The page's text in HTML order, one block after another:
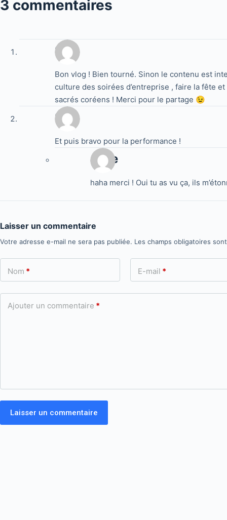
3 commentaires
Sali
Bon vlog ! Bien tourné. Sinon le contenu est
culture des soirées d’entreprise , faire la fête
sacrés coréens ! Merci pour le partage 😉
Sali
Et puis bravo pour la performance !
Jake
haha merci ! Oui tu as vu ça, ils
Laisser un commentaire
Votre adresse e-mail ne sera pas publiée. Les champs obligatoires
Nom * E-mail *
Ajouter un commentaire *
Laisser un commentaire